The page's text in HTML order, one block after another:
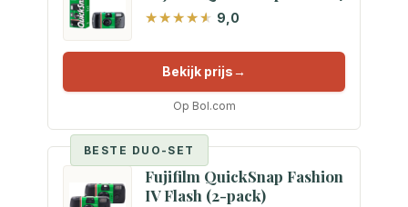
9,0
Bekijk prijs
Op Bol.com
BESTE DUO-SET
Fujifilm QuickSnap Fashion
IV Flash (2-pack)